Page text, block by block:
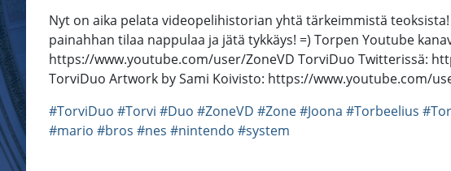
Nyt on aika pelata videopelihistorian yhtä tärkeimmistä
painahhan tilaa nappulaa ja jätä tykkäys! =) Torpen Youtube
https://www.youtube.com/user/ZoneVD TorviDuo Twitterissä:
TorviDuo Artwork by Sami Koivisto: https://www.youtube.com/
#TorviDuo #Torvi #Duo #ZoneVD #Zone#Joona #Torbeelius
#mario #bros #nes #nintendo #system